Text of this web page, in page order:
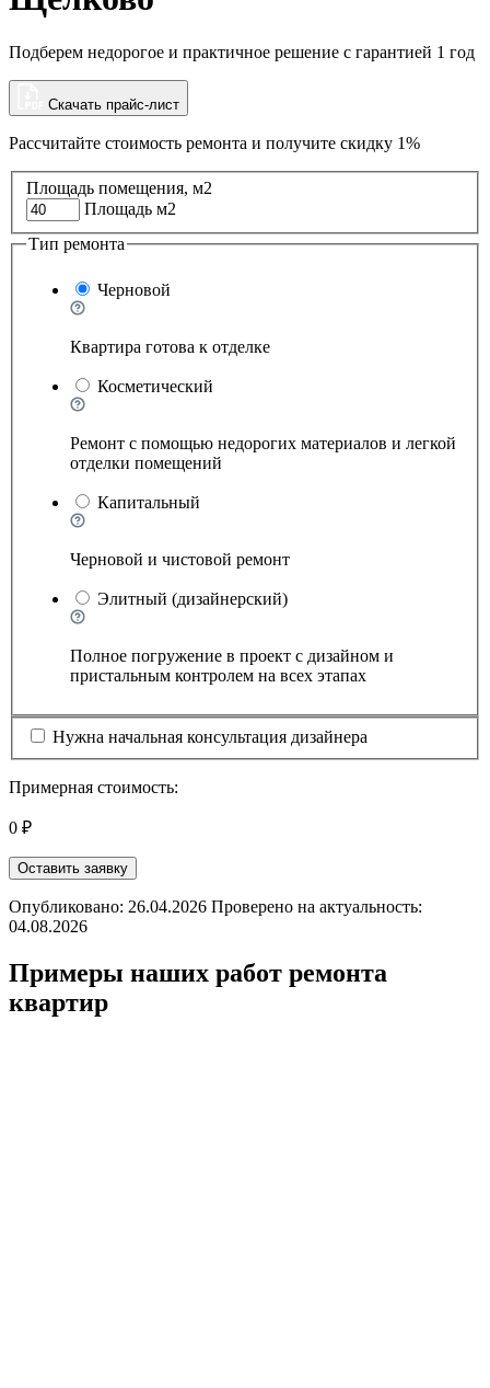
Подберем недорогое и практичное решение с гарантией 1 год
Скачать прайс-лист
Рассчитайте стоимость ремонта и получите скидку 1%
Площадь помещения, м2
Площадь м2
Тип ремонта
Черновой
Квартира готова к отделке
Косметический
Ремонт с помощью недорогих материалов и легкой
отделки помещений
Капитальный
Черновой и чистовой ремонт
Элитный (дизайнерский)
Полное погружение в проект с дизайном и
пристальным контролем на всех этапах
Нужна начальная консультация дизайнера
Примерная стоимость:
0 ₽
Оставить заявку
Опубликовано: 26.04.2026 Проверено на актуальность:
04.08.2026
Примеры наших работ ремонта
квартир